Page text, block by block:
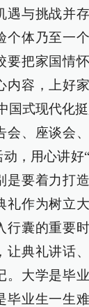
遇与挑战并
个体乃至一
要把家国情
内容，上好
国式现代化
会、座谈会
，用心讲好
是要着力打
礼作为树立
行囊的重要
让典礼讲话
。大学是毕
毕业生一生